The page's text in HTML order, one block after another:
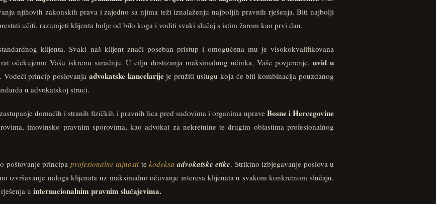
njihovih zakonskih prava i zajedno sa njima teži iznalaženju najboljih pravnih rješenja. Biti najbolji
učiti, razumjeti klijenta bolje od bilo koga i voditi svaki slučaj s istim žarom kao prvi dan.
klijenta. Svaki naš klijent znači poseban pristup i omogućena mu je visokokvalifikovana
očekujemo Vašu iskrenu saradnju. U cilju dostizanja maksimalnog učinka, Vaše povjerenje,uvid u
princip poslovanja advokatske kancelarijeje pružiti uslugu koja će biti kombinacija pouzdanog
u advokatskoj struci.
domaćih i stranih fizičkih i pravnih lica pred sudovima i organima uprave Bosne i Hercegovine
imovinsko pravnim sporovima, kao advokat za nekretnine te drugim oblastima profesionalnog
poštovanje principa profesionalne tajnosti te kodeksaadvokatske etike. Striktno izbjegavanje poslova u
izvršavanje naloga klijenata uz maksimalno očuvanje interesa klijenata u svakom konkretnom slučaju.
u internacionalnim pravnim slučajevima.